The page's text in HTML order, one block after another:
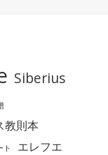
Siberius
教則本
ト エレフエ